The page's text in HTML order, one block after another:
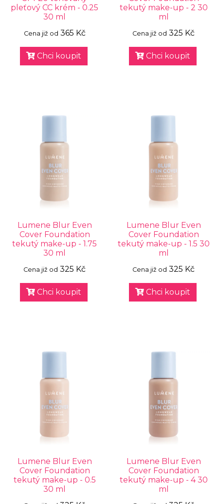
pleťový CC krém - 0.25
30 ml
Cena již od 365 Kč
Chci koupit
tekutý make-up - 2 30
ml
Cena již od 325 Kč
Chci koupit
Lumene Blur Even
Cover Foundation
tekutý make-up - 1.75
30 ml
Cena již od 325 Kč
Chci koupit
Lumene Blur Even
Cover Foundation
tekutý make-up - 1.5 30
ml
Cena již od 325 Kč
Chci koupit
Lumene Blur Even
Cover Foundation
tekutý make-up - 0.5
30 ml
Lumene Blur Even
Cover Foundation
tekutý make-up - 4 30
ml